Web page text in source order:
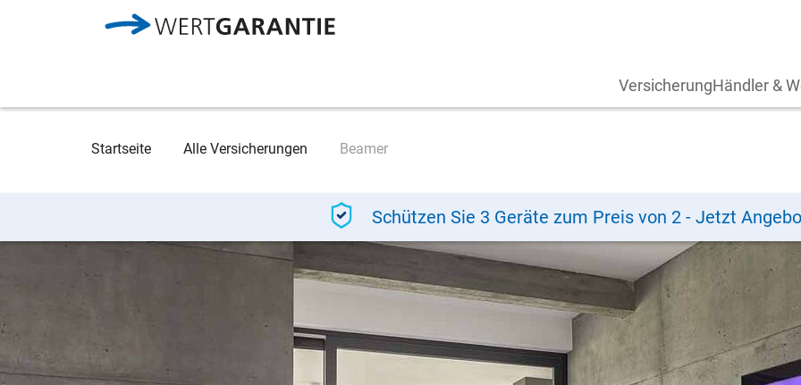
VersicherungHändler &
Breadcrumb
Startseite Alle Versicherungen Beamer
Schützen Sie 3 Geräte zum Preis von 2 - Jetzt